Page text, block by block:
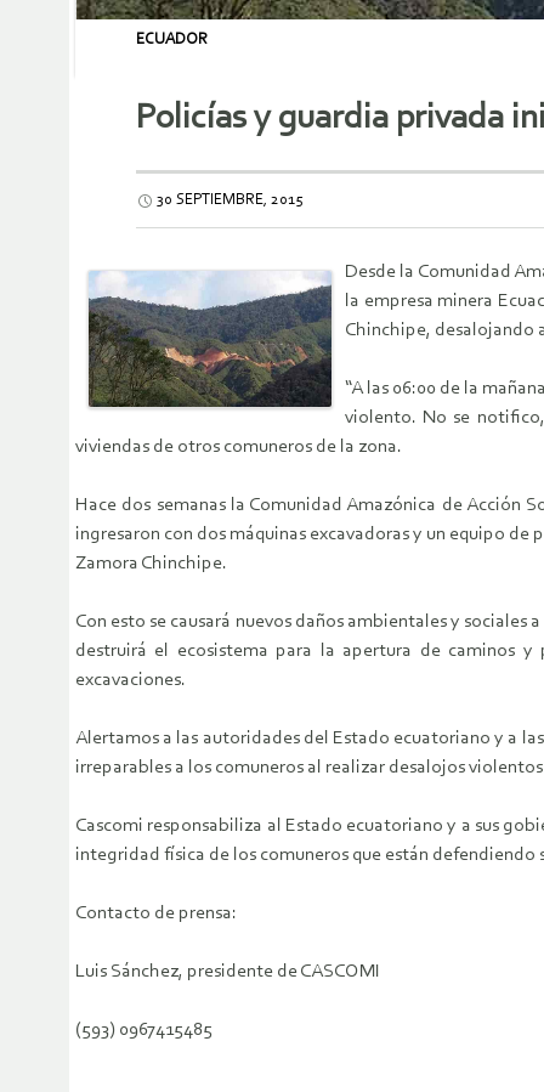
ECUADOR
Policías y guardia privada
30 SEPTIEMBRE, 2015
Desde la Comunidad
la empresa minera
Chinchipe, desalojando
“A las 06:00 de la
violento. No se
viviendas de otros comuneros de la zona.
Hace dos semanas la Comunidad Amazónica de Acción
ingresaron con dos máquinas excavadoras y un equipo
Zamora Chinchipe.
Con esto se causará nuevos daños ambientales y
destruirá el ecosistema para la apertura de caminos
excavaciones.
Alertamos a las autoridades del Estado ecuatoriano y a
irreparables a los comuneros al realizar desalojos
Cascomi responsabiliza al Estado ecuatoriano y a sus
integridad física de los comuneros que están defendiendo
Contacto de prensa:
Luis Sánchez, presidente de CASCOMI
(593) 0967415485